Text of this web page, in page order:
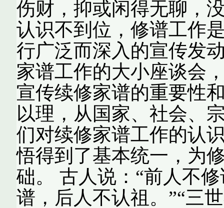
伤财，抑或闲得无聊，
认识不到位，修谱工作
行广泛而深入的宣传发
家谱工作的大小座谈会
宣传续修家谱的重要性
以理，从国家、社会、
们对续修家谱工作的认
悟得到了基本统一，为
础。 古人说：“前人不
谱，后人不认祖。”“三